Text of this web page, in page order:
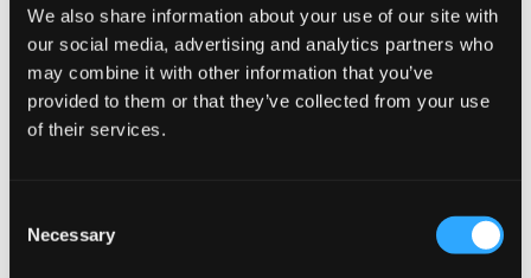
We also share information about your use of our site with
our social media, advertising and analytics partners who
may combine it with other information that you’ve
provided to them or that they’ve collected from your use
of their services.
Selection
Necessary